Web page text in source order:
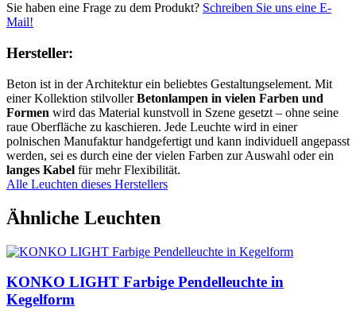
Sie haben eine Frage zu dem Produkt? Schreiben Sie uns eine E-
Mail!
Hersteller:
Beton ist in der Architektur ein beliebtes Gestaltungselement. Mit
einer Kollektion stilvollerBetonlampen in vielen Farben und
Formen wird das Material kunstvoll in Szene gesetzt – ohne seine
raue Oberfläche zu kaschieren. Jede Leuchte wird in einer
polnischen Manufaktur handgefertigt und kann individuell angepasst
werden, sei es durch eine der vielen Farben zur Auswahl oder ein
langes Kabel für mehr Flexibilität.
Alle Leuchten dieses Herstellers
Ähnliche Leuchten
KONKO LIGHT Farbige Pendelleuchte in
Kegelform